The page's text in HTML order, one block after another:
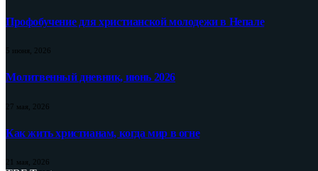
Профобучение для христианской молодежи в Непале
5 июня, 2026
Молитвенный дневник, июнь 2026
27 мая, 2026
Как жить христианам, когда мир в огне
21 мая, 2026